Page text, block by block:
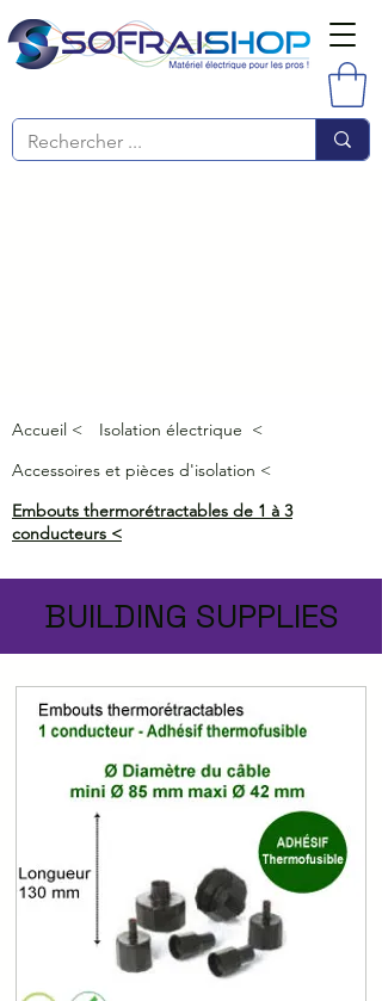
Accueil <
Isolation électrique <
Accessoires et pièces d'isolation <
Embouts thermorétractables de 1 à 3
conducteurs <
BUILDING SUPPLIES